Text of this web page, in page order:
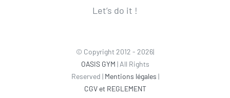
Let’s do it !
© Copyright 2012 - 2026|
OASIS GYM | All Rights
Reserved | Mentions légales |
CGV et REGLEMENT